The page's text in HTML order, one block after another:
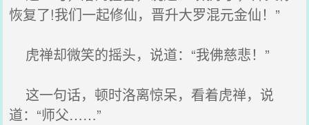
恢复了!我们一起修仙，晋升大罗混元金仙！”
虎禅却微笑的摇头，说道：“我佛慈悲！”
这一句话，顿时洛离惊呆，看着虎禅，说
道：“师父……”